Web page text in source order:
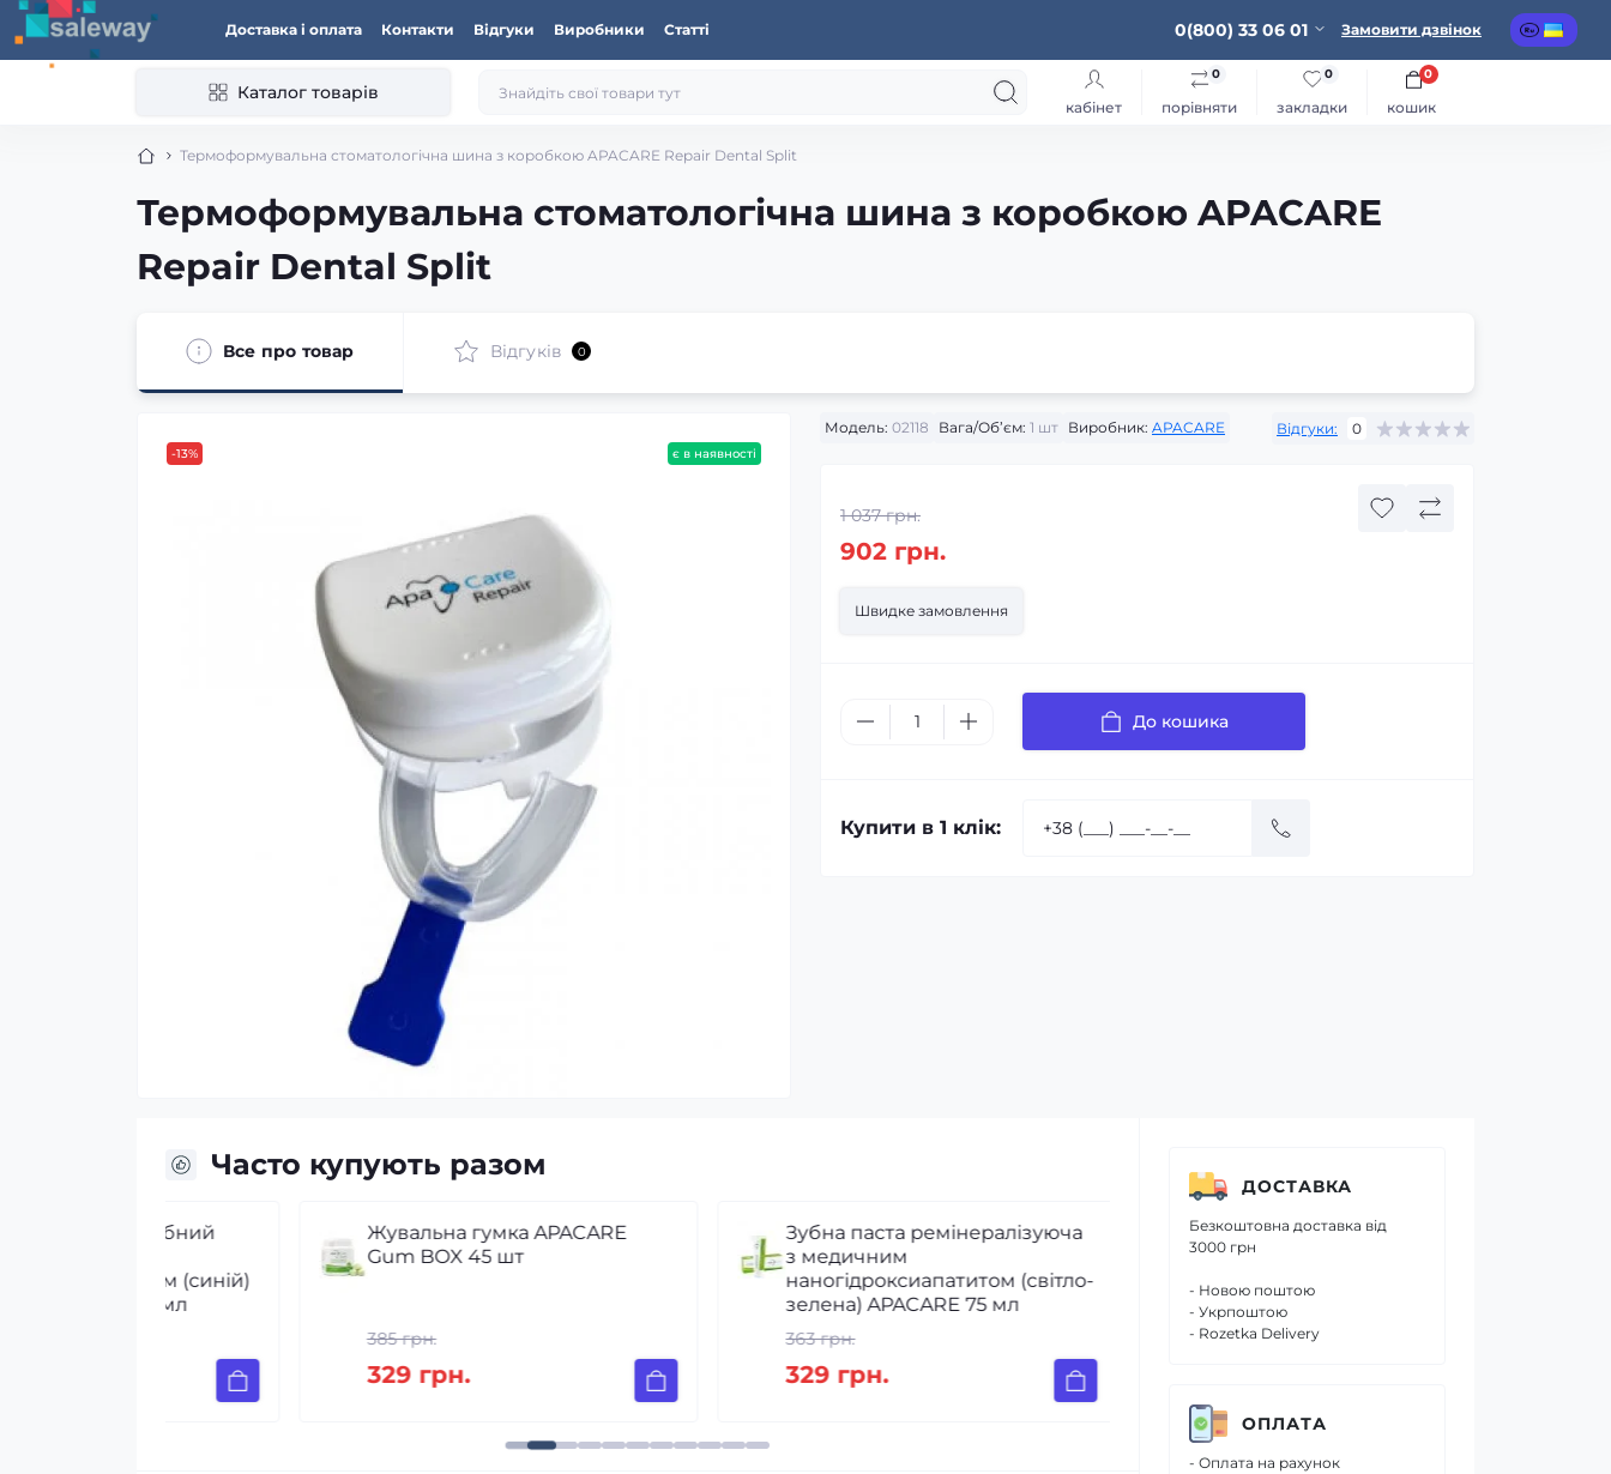
Доставка і оплата Контакти Відгуки Виробники Статті 0(800) 33 06 01 Замовити дзвінок
Каталог товарів
кабінет порівняти
0
закладки
0
кошик
0
Термоформувальна стоматологічна шина з коробкою APACARE Repair Dental Split
Термоформувальна стоматологічна шина з коробкою APACARE
Repair Dental Split
Все про товар Відгуків 0
-13% є в наявності
Модель: 02118 Вага/Об’єм: 1 шт Виробник: APACARE Відгуки: 0
1 037 грн.
902 грн.
Швидке замовлення
До кошика
Купити в 1 клік:
Часто купують разом
Жувальна гумка APACARE
Gum BOX 45 шт
329 грн.
Зубна паста ремінералізуюча
з медичним
наногідроксиапатитом (світло-
зелена) APACARE 75 мл
329 грн.
Зубна паста інтенсивне нічне
відновлення Biorepair 75 мл
320 грн.
ДОСТАВКА
Безкоштовна доставка від
3000 грн
- Новою поштою
- Укрпоштою
- Rozetka Delivery
ОПЛАТА
- Оплата на рахунок